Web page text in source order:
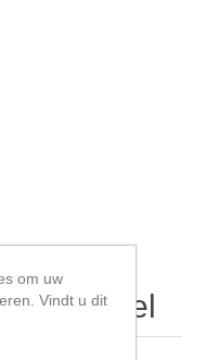
5 m Geel
om uw
Vindt u dit